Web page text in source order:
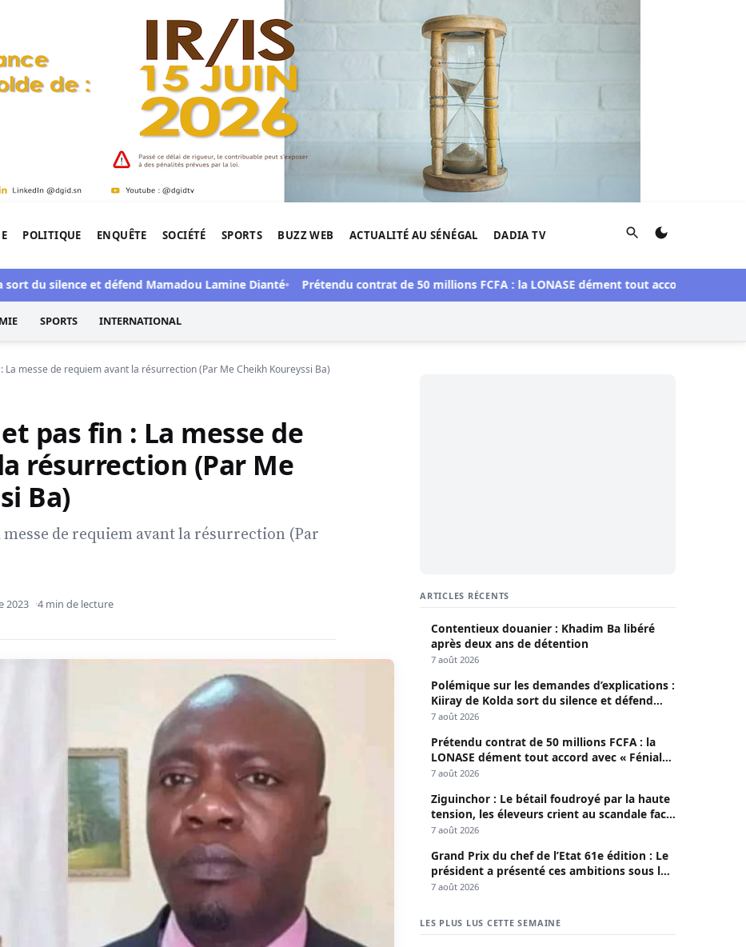
de l'Afrique.
POLITIQUE ENQUÊTE SOCIÉTÉ SPORTS BUZZ WEB ACTUALITÉ AU SÉNÉGAL DADIA TV Rechercher
et défend Mamadou Lamine Dianté Prétendu contrat de 50 millions FCFA : la LONASE dément tout accord avec « Fénial
SPORTS INTERNATIONAL
messe de requiem avant la résurrection (Par Me Cheikh Koureyssi Ba)
pas fin : La messe de
résurrection (Par Me
Ba)
de requiem avant la résurrection (Par
2023 4 min de lecture
ARTICLES RÉCENTS
Contentieux douanier : Khadim Ba libéré
après deux ans de détention
7 août 2026
Polémique sur les demandes d’explications :
Kiiray de Kolda sort du silence et défend
Mamadou Lamine Dianté
7 août 2026
Prétendu contrat de 50 millions FCFA : la
LONASE dément tout accord avec « Fénial
Digital » et brandit la menace de poursuites
7 août 2026
Ziguinchor : Le bétail foudroyé par la haute
tension, les éleveurs crient au scandale face
à la Senelec
7 août 2026
Grand Prix du chef de l’Etat 61e édition : Le
président a présenté ces ambitions sous le
thème du fair-play
7 août 2026
LES PLUS LUS CETTE SEMAINE